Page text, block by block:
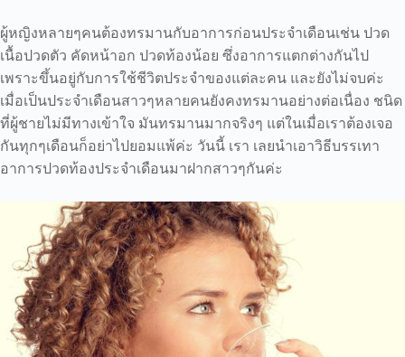
ผู้หญิงหลายๆคนต้องทรมานกับอาการก่อนประจำเดือนเช่น ปวด
เนื้อปวดตัว คัดหน้าอก ปวดท้องน้อย ซึ่งอาการแตกต่างกันไป
เพราะขึ้นอยู่กับการใช้ชีวิตประจำของแต่ละคน และยังไม่จบค่ะ
เมื่อเป็นประจำเดือนสาวๆหลายคนยังคงทรมานอย่างต่อเนื่อง ชนิด
ที่ผู้ชายไม่มีทางเข้าใจ มันทรมานมากจริงๆ แต่ในเมื่อเราต้องเจอ
กันทุกๆเดือนก็อย่าไปยอมแพ้ค่ะ วันนี้ เรา เลยนำเอาวิธีบรรเทา
อาการปวดท้องประจำเดือนมาฝากสาวๆกันค่ะ